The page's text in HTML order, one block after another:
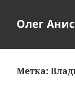
Олег
Метка: